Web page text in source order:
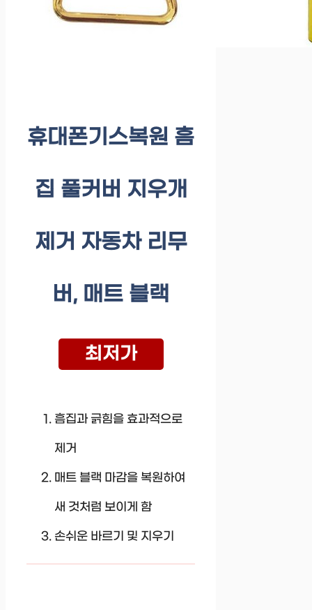
휴대폰기스복원 흠
집 풀커버 지우개
제거 자동차 리무
버, 매트 블랙
최저가
흠집과 긁힘을 효과적으로
제거
매트 블랙 마감을 복원하여
새 것처럼 보이게 함
손쉬운 바르기 및 지우기